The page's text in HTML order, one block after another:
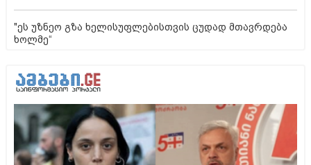
"ეს უზნეო გზა ხელისუფლებისთვის ცუდად მთავრდება
ხოლმე“